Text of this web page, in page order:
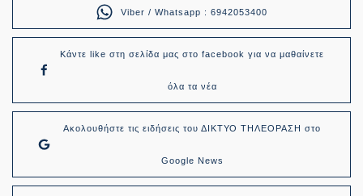
Viber / Whatsapp : 6942053400
Κάντε like στη σελίδα μας στο facebook για να μαθαίνετε
όλα τα νέα
Ακολουθήστε τις ειδήσεις του ΔΙΚΤΥΟ ΤΗΛΕΟΡΑΣΗ στο
Google News